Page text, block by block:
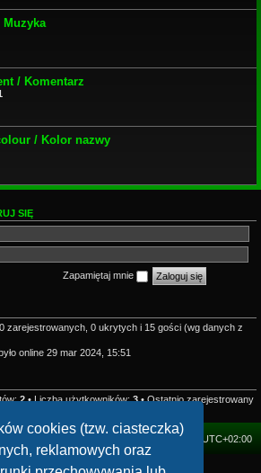
cookies (tzw. ciasteczka)
reklamowych oraz
Muzyka
/ Komentarz
/ Kolor nazwy
SIĘ
Zapamiętaj mnie
zarejestrowanych, 0 ukrytych i 15 gości (wg danych z
online 29 mar 2024, 15:51
2• Liczba użytkowników:3• Ostatnio zarejestrowany
Strefa czasowa UTC+02:00
phpBB® Forum Software © phpBB Limited